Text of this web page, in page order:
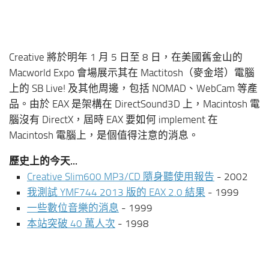
Creative 將於明年 1 月 5 日至 8 日，在美國舊金山的
Macworld Expo 會場展示其在 Mactitosh（麥金塔）電腦
上的 SB Live! 及其他周邊，包括 NOMAD、WebCam 等產
品。由於 EAX 是架構在 DirectSound3D 上，Macintosh 電
腦沒有 DirectX，屆時 EAX 要如何 implement 在
Macintosh 電腦上，是個值得注意的消息。
歷史上的今天...
Creative Slim600 MP3/CD 隨身聽使用報告 - 2002
我測試 YMF744 2013 版的 EAX 2.0 結果 - 1999
一些數位音樂的消息 - 1999
本站突破 40 萬人次 - 1998